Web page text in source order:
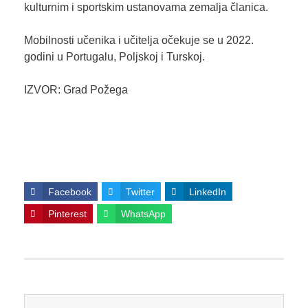
kulturnim i sportskim ustanovama zemalja članica.
Mobilnosti učenika i učitelja očekuje se u 2022.
godini u Portugalu, Poljskoj i Turskoj.
IZVOR: Grad Požega
Facebook Twitter LinkedIn
Pinterest WhatsApp